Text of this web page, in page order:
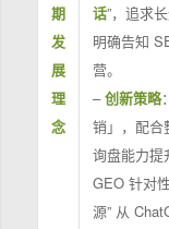
期
发
展
理
念
话”，追求
明确告知
营。
–创新策略
销」，配合
询盘能力提
GEO 针对
源” 从